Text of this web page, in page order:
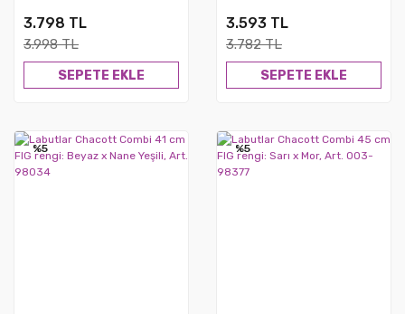
3.798 TL
3.998 TL
SEPETE EKLE
3.593 TL
3.782 TL
SEPETE EKLE
%5 %5